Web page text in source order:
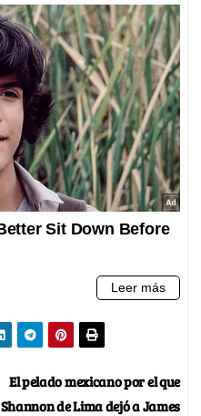
El pelado mexicano por el que
Shannon de Lima dejó a James